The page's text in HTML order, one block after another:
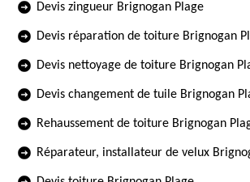
Devis zingueur Brignogan Plage
Devis réparation de toiture Brignogan
Devis nettoyage de toiture Brignogan
Devis changement de tuile Brignogan
Rehaussement de toiture Brignogan
Réparateur, installateur de velux